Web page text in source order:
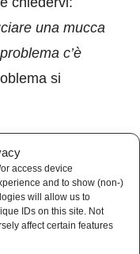
access device
and to show (non-)
will allow us to
IDs on this site. Not
affect certain features
una mucca
c’è
si
dove questi
costruire il
è la spianata
Lì dove oggi